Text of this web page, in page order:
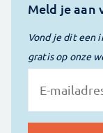
Meld je aan
Vond je dit een
gratis op onze